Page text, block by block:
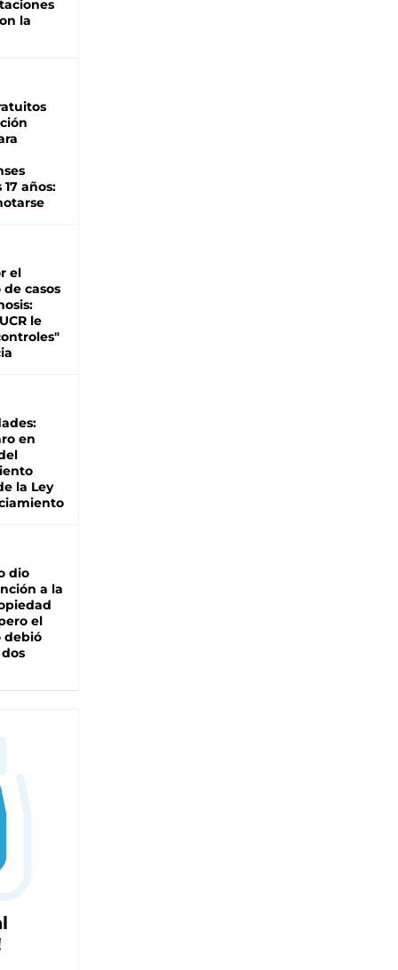
la
años:
el
casos
le
en
la Ley
dio
a la
el
debió